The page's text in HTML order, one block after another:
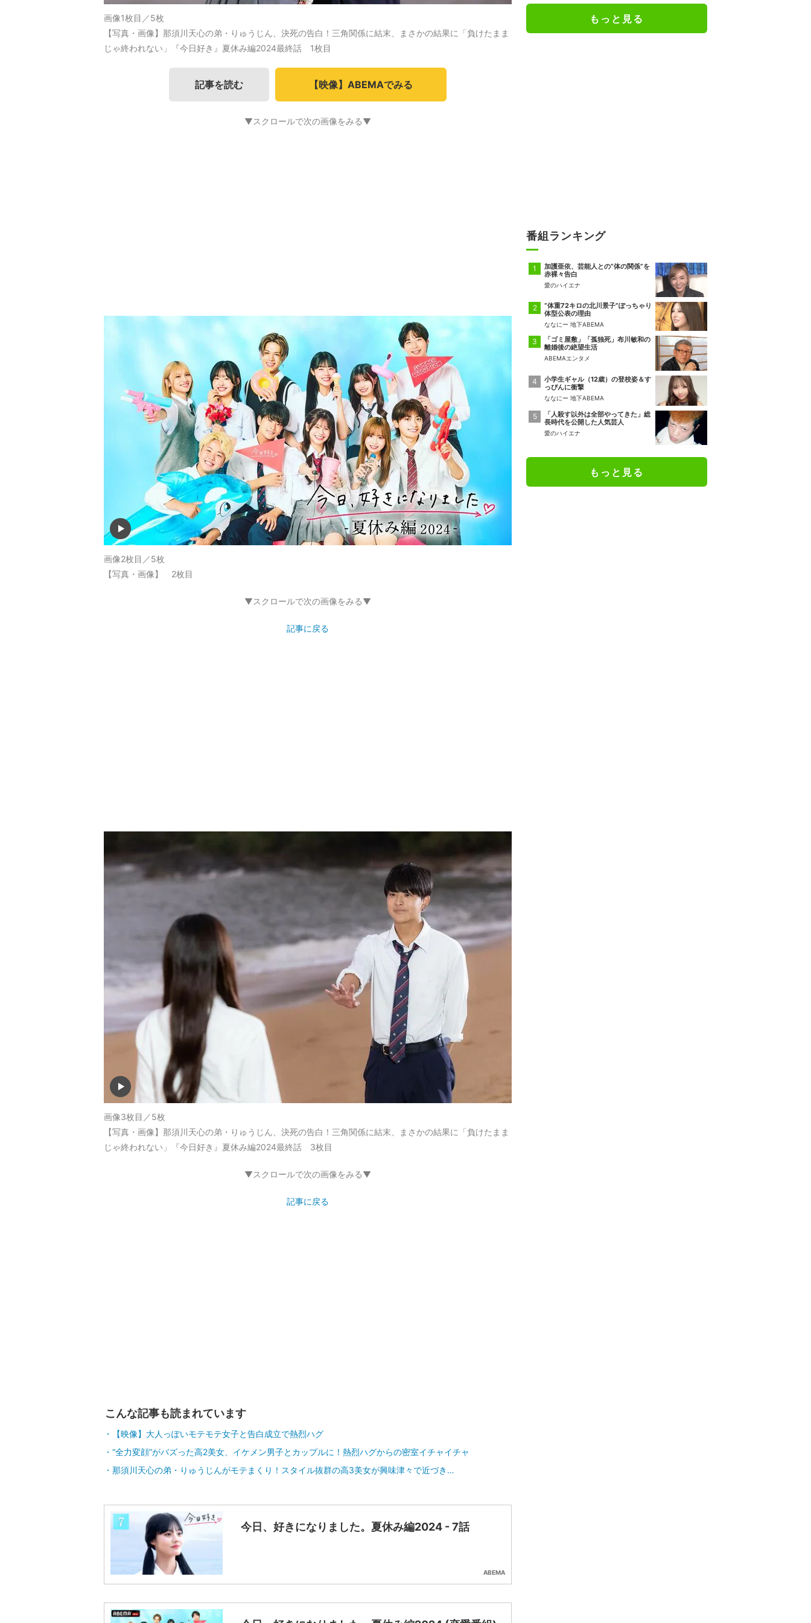
画像1枚目／5枚
【写真・画像】那須川天心の弟・りゅうじん、決死の告白！三角関係に結末、まさかの結果に「負けたまま
じゃ終われない」『今日好き』夏休み編2024最終話 1枚目
記事を読む 【映像】ABEMAでみる
▼スクロールで次の画像をみる▼
画像2枚目／5枚
【写真・画像】 2枚目
▼スクロールで次の画像をみる▼
記事に戻る
画像3枚目／5枚
【写真・画像】那須川天心の弟・りゅうじん、決死の告白！三角関係に結末、まさかの結果に「負けたまま
じゃ終われない」『今日好き』夏休み編2024最終話 3枚目
▼スクロールで次の画像をみる▼
記事に戻る
こんな記事も読まれています
【映像】大人っぽいモテモテ女子と告白成立で熱烈ハグ
“全力変顔”がバズった高2美女、イケメン男子とカップルに！熱烈ハグからの密室イチャイチャ
那須川天心の弟・りゅうじんがモテまくり！スタイル抜群の高3美女が興味津々で近づき…
今日、好きになりました。夏休み編2024 - 7話
ABEMA
もっと見る
番組ランキング
加護亜依、芸能人との“体の関係”を
赤裸々告白
愛のハイエナ
“体重72キロの北川景子”ぽっちゃり
体型公表の理由
ななにー 地下ABEMA
「ゴミ屋敷」「孤独死」布川敏和の
離婚後の絶望生活
ABEMAエンタメ
小学生ギャル（12歳）の登校姿＆す
っぴんに衝撃
ななにー 地下ABEMA
「人殺す以外は全部やってきた」総
長時代を公開した人気芸人
愛のハイエナ
もっと見る